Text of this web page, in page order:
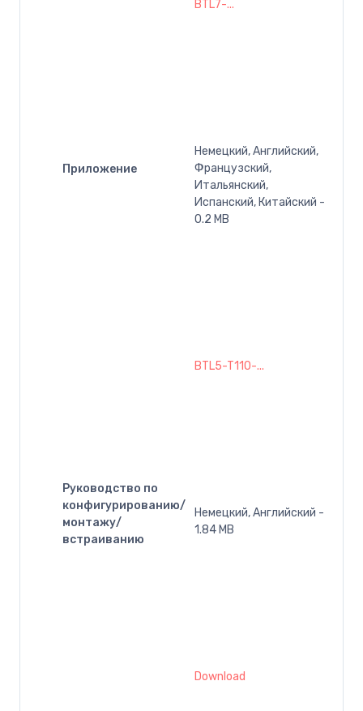
Приложение
BTL7-...
Немецкий, Английский,
Французский,
Итальянский,
Испанский, Китайский -
0.2 MB
Руководство по
конфигурированию/
монтажу/
встраиванию
BTL5-T110-...
Немецкий, Английский -
1.84 MB
Download